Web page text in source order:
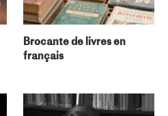
Brocante de livres en
français